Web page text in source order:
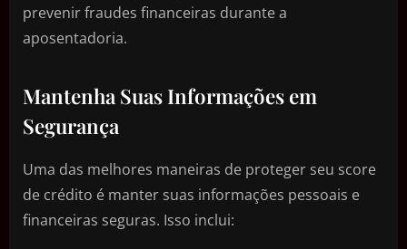
prevenir fraudes financeiras durante a
aposentadoria.
Mantenha Suas Informações em
Segurança
Uma das melhores maneiras de proteger seu score
de crédito é manter suas informações pessoais e
financeiras seguras. Isso inclui: